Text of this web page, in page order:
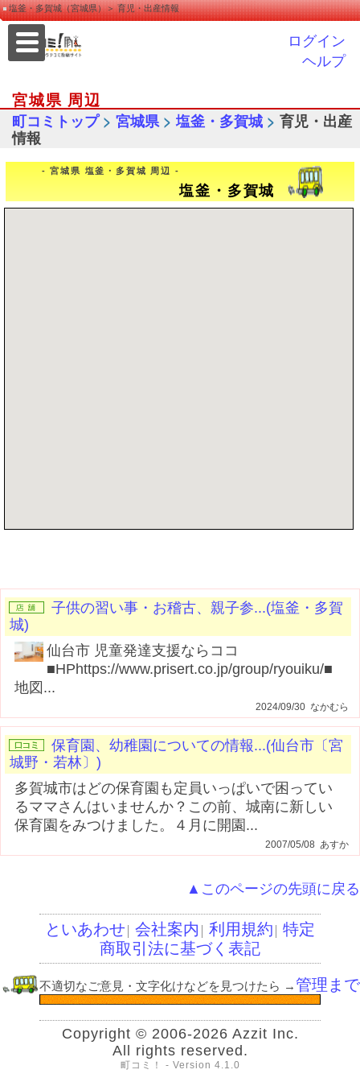
塩釜・多賀城（宮城県）＞ 育児・出産情報
ログイン
ヘルプ
宮城県 周辺
町コミトップ> 宮城県> 塩釜・多賀城 > 育児・出産
情報
- 宮城県 塩釜・多賀城 周辺 -
塩釜・多賀城
子供の習い事・お稽古、親子参...(塩釜・多賀
城)
仙台市 児童発達支援ならココ
■HPhttps://www.prisert.co.jp/group/ryouiku/■
地図...
2024/09/30 なかむら
保育園、幼稚園についての情報...(仙台市〔宮
城野・若林〕)
多賀城市はどの保育園も定員いっぱいで困ってい
るママさんはいませんか？この前、城南に新しい
保育園をみつけました。４月に開園...
2007/05/08 あすか
▲このページの先頭に戻る
といあわせ 会社案内 利用規約 特定
商取引法に基づく表記
不適切なご意見・文字化けなどを見つけたら →管理まで
Copyright © 2006-2026 Azzit Inc.
All rights reserved.
町コミ！ - Version 4.1.0